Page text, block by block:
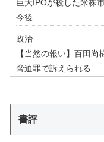
巨大IPOが殺した米株
今後
政治
【当然の報い】百田
脅迫罪で訴えられる
書評